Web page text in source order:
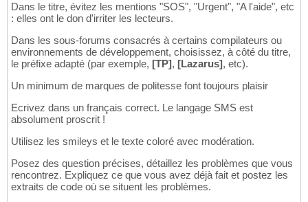
Dans le titre, évitez les mentions "SOS", "Urgent", "A l'aide", etc
: elles ont le don d'irriter les lecteurs.
Dans les sous-forums consacrés à certains compilateurs ou
environnements de développement, choisissez, à côté du titre,
le préfixe adapté (par exemple, [TP], [Lazarus], etc).
Un minimum de marques de politesse font toujours plaisir
Ecrivez dans un français correct. Le langage SMS est
absolument proscrit !
Utilisez les smileys et le texte coloré avec modération.
Posez des question précises, détaillez les problèmes que vous
rencontrez. Expliquez ce que vous avez déjà fait et postez les
extraits de code où se situent les problèmes.